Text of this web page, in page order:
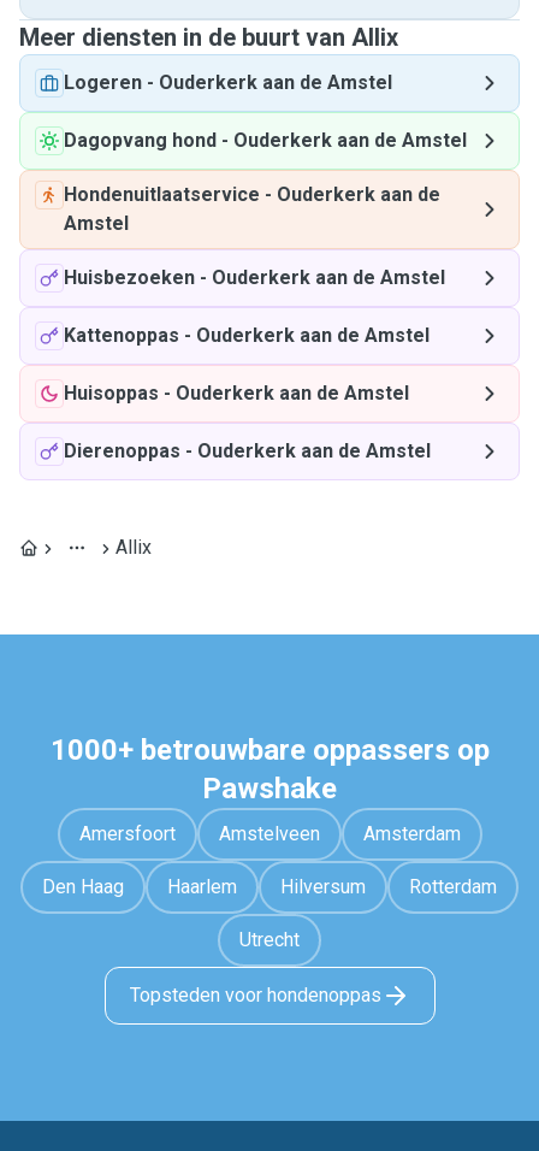
Meer diensten in de buurt van Allix
Logeren - Ouderkerk aan de Amstel
Dagopvang hond - Ouderkerk aan de Amstel
Hondenuitlaatservice - Ouderkerk aan de
Amstel
Huisbezoeken - Ouderkerk aan de Amstel
Kattenoppas - Ouderkerk aan de Amstel
Huisoppas - Ouderkerk aan de Amstel
Dierenoppas - Ouderkerk aan de Amstel
Allix
1000+ betrouwbare oppassers op
Pawshake
Amersfoort Amstelveen Amsterdam
Den Haag Haarlem Hilversum Rotterdam
Utrecht
Topsteden voor hondenoppas